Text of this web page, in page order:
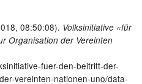
08:50:08). Volksinitiative «für
Organisation der Vereinten
fuer-den-beitritt-der-
vereinten-nationen-uno/data-